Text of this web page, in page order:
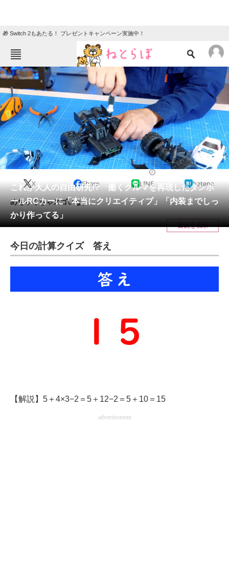
🎁 Switch 2もあたる！ プレゼントキャンペーン実施中！
ねとらぼメニュー
TOP ニュース
エンタメ クイズ
グルメ 地域
住まい 教育・育児
動物 リサーチ
会員記事
メディア
注目記事を集めた総合ページ
ITの今と未来を見通す
スマホと通信の最新トレンド
好きが集まる 比べて選べる
これが大人の自由研究!? 働くクルマを再現したダンボ
ールRCカーに「本当にクリエイティブ」「内装までしっ
かり作ってる」
X Share LINE hatena
めちゃくちゃスゴいな。
目次を表示
今日の計算クイズ 答え
【解説】5＋4×3−2＝5＋12−2＝5＋10＝15
advertisement